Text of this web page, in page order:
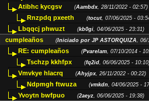
Atibhc kycgsv (Aambdx, 28/11/2022 - 02:57)
Rnzpdq pxeeth (tocut, 07/06/2025 -
Lbqqcj phwuzt (kb0gi, 04/06/2025 - 23:31)
cumpleaños (Iniciado por JP ASTORQUIZA, 06/
RE: cumpleaños (Pvarelam, 07/10/2014 -
Tschzp kkhfpx (fq2id, 06/06/2025 -
Vmvkye hlacrq (Ahyjpx, 26/11/2022 - 00:22)
Ndpmgh ftwuza (vmkdn, 04/06/2025 -
Yvoytn bwfpuo (2aeyz, 06/06/2025 - 19:38)